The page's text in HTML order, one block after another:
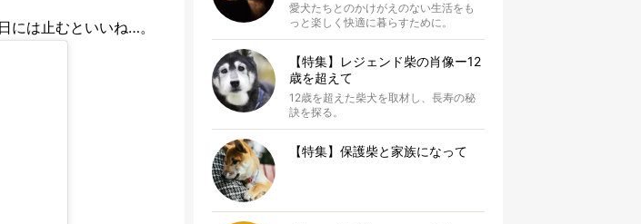
には止むといいね…。
愛犬たちとのかけがえのない生活をも
っと楽しく快適に暮らすために。
【特集】レジェンド柴の肖像ー12
歳を超えて
12歳を超えた柴犬を取材し、長寿の秘
訣を探る。
【特集】保護柴と家族になって